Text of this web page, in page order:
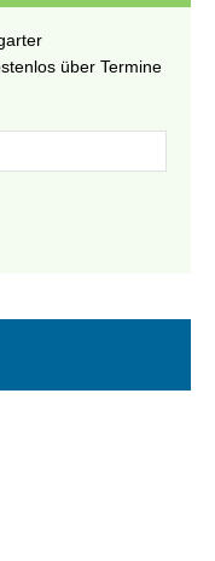
über Termine